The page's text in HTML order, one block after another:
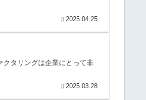
2025.04.25
クタリングは企業にとって非
2025.03.28